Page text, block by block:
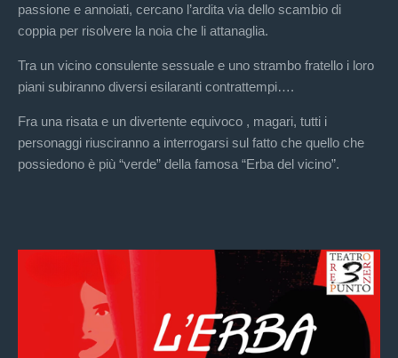
passione e annoiati, cercano l’ardita via dello scambio di
coppia per risolvere la noia che li attanaglia.
Tra un vicino consulente sessuale e uno strambo fratello i loro
piani subiranno diversi esilaranti contrattempi….
Fra una risata e un divertente equivoco , magari, tutti i
personaggi riusciranno a interrogarsi sul fatto che quello che
possiedono è più “verde” della famosa “Erba del vicino”.